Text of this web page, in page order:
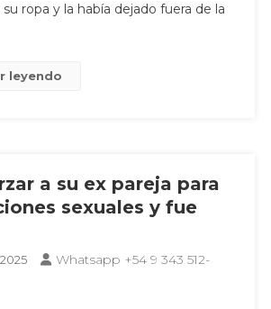
ropa y la había dejado fuera de la
leyendo
a su ex pareja para
sexuales y fue
Whatsapp +54 9 343 512-